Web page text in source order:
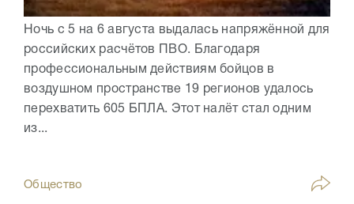
Ночь с 5 на 6 августа выдалась напряжённой для
российских расчётов ПВО. Благодаря
профессиональным действиям бойцов в
воздушном пространстве 19 регионов удалось
перехватить 605 БПЛА. Этот налёт стал одним
из...
Общество